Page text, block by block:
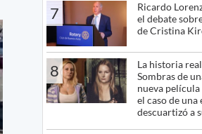
7
Ricardo
el debate
de Cristina
8
La historia
Sombras de
nueva
el caso de una
descuartizó a